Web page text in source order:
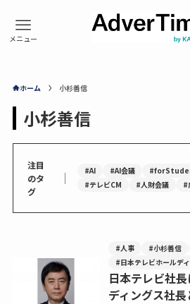
ホーム 小杉善信
小杉善信
注目
のタ
グ
｜ #AI #AI会議
#テレビCM
#人財会議 #
#人事 #小杉善信
#日本テレビホールデ
日本テレビ社
ディングス社